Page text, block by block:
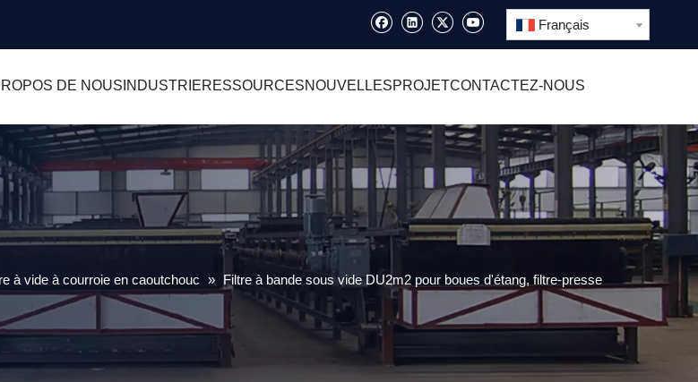
Français
DE NOUS INDUSTRIERESSOURCESNOUVELLESPROJETCONTACTEZ-NOUS
à vide à courroie en caoutchouc » Filtre à bande sous vide DU2m2 pour boues d'étang, filtre-presse